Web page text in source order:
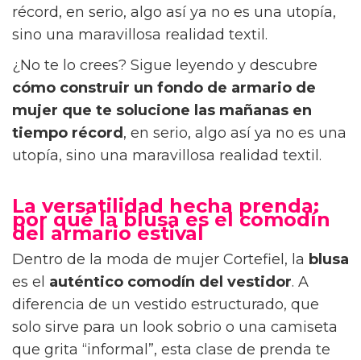
récord, en serio, algo así ya no es una utopía,
sino una maravillosa realidad textil.
¿No te lo crees? Sigue leyendo y descubre
cómo construir un fondo de armario de
mujer que te solucione las mañanas en
tiempo récord , en serio, algo así ya no es una
utopía, sino una maravillosa realidad textil.
La versatilidad hecha prenda:
por qué la blusa es el comodín
del armario estival
Dentro de la moda de mujer Cortefiel, la blusa
es el auténtico comodín del vestidor. A
diferencia de un vestido estructurado, que
solo sirve para un look sobrio o una camiseta
que grita “informal”, esta clase de prenda te